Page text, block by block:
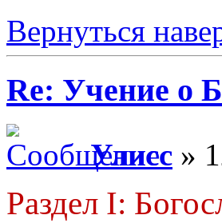
Вернуться
Re: Учение о
Улисс »
Раздел I: